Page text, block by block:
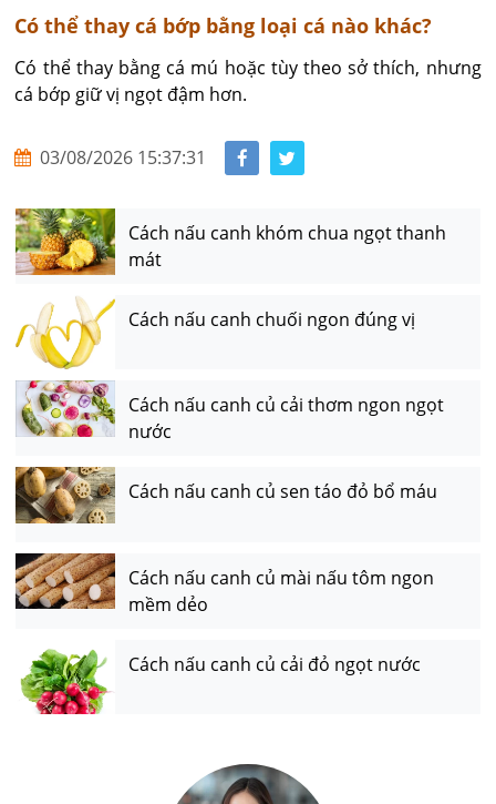
Có thể thay cá bớp bằng loại cá nào khác?
Có thể thay bằng cá mú hoặc tùy theo sở thích, nhưng
cá bớp giữ vị ngọt đậm hơn.
03/08/2026 15:37:31
Cách nấu canh khóm chua ngọt thanh
mát
Cách nấu canh chuối ngon đúng vị
Cách nấu canh củ cải thơm ngon ngọt
nước
Cách nấu canh củ sen táo đỏ bổ máu
Cách nấu canh củ mài nấu tôm ngon
mềm dẻo
Cách nấu canh củ cải đỏ ngọt nước